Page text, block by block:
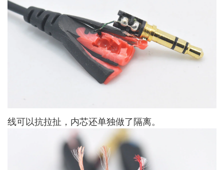
线可以抗拉扯，内芯还单独做了隔离。